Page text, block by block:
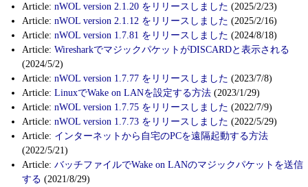
Article: nWOL version 2.1.20 をリリースしました (2025/2/23)
Article: nWOL version 2.1.12 をリリースしました (2025/2/16)
Article: nWOL version 1.7.81 をリリースしました (2024/8/18)
Article: WiresharkでマジックパケットがDISCARDと表示される
(2024/5/2)
Article: nWOL version 1.7.77 をリリースしました (2023/7/8)
Article: LinuxでWake on LANを設定する方法 (2023/1/29)
Article: nWOL version 1.7.75 をリリースしました (2022/7/9)
Article: nWOL version 1.7.73 をリリースしました (2022/5/29)
Article: インターネットから自宅のPCを遠隔起動する方法
(2022/5/21)
Article: バッチファイルでWake on LANのマジックパケットを送信
する (2021/8/29)